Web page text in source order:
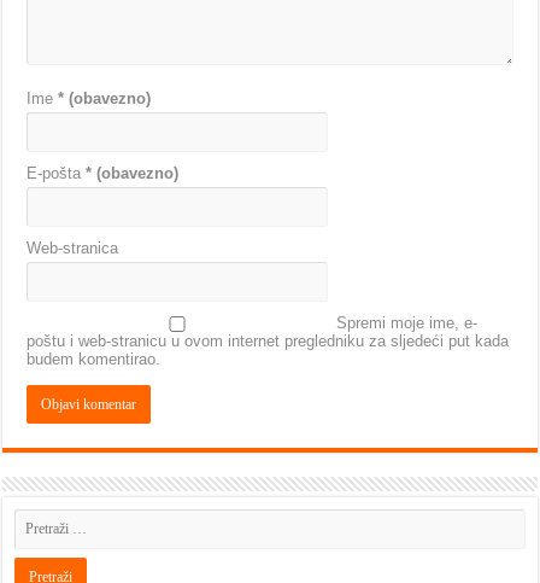
Ime* (obavezno)
E-pošta* (obavezno)
Web-stranica
Spremi moje ime, e-
poštu i web-stranicu u ovom internet pregledniku za sljedeći put kada
budem komentirao.